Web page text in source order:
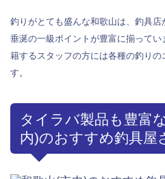
釣りがとても盛んな和歌山は、釣具
垂涎の一級ポイントが豊富に揃って
籍するスタッフの方には各種の釣りの
す。
タイラバ製品も豊富
内)のおすすめ釣具屋